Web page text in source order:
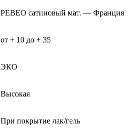
PEBEO сатиновый мат. — Франция
от + 10 до + 35
ЭКО
Высокая
При покрытие лак/гель